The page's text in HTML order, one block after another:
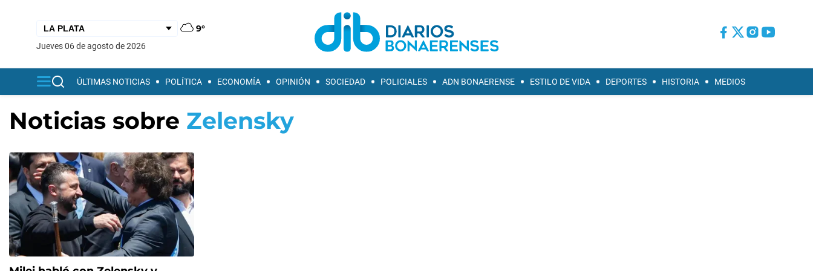
9°
jueves 06 de agosto de 2026
ÚLTIMAS NOTICIAS POLÍTICA ECONOMÍA OPINIÓN SOCIEDAD POLICIALES ADN BONAERENSE ESTILO DE VIDA DEPORTES HISTORIA MEDIOS
Noticias sobre Zelensky